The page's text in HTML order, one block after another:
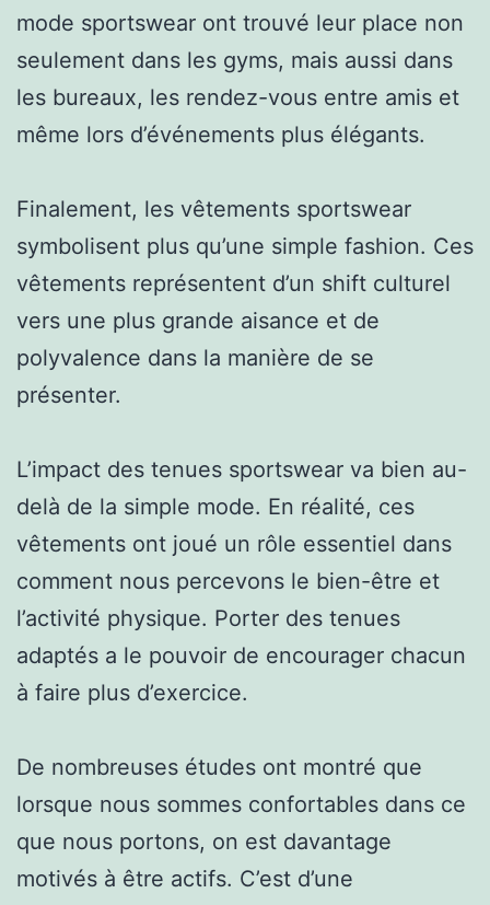
mode sportswear ont trouvé leur place non
seulement dans les gyms, mais aussi dans
les bureaux, les rendez-vous entre amis et
même lors d’événements plus élégants.
Finalement, les vêtements sportswear
symbolisent plus qu’une simple fashion. Ces
vêtements représentent d’un shift culturel
vers une plus grande aisance et de
polyvalence dans la manière de se
présenter.
L’impact des tenues sportswear va bien au-
delà de la simple mode. En réalité, ces
vêtements ont joué un rôle essentiel dans
comment nous percevons le bien-être et
l’activité physique. Porter des tenues
adaptés a le pouvoir de encourager chacun
à faire plus d’exercice.
De nombreuses études ont montré que
lorsque nous sommes confortables dans ce
que nous portons, on est davantage
motivés à être actifs. C’est d’une